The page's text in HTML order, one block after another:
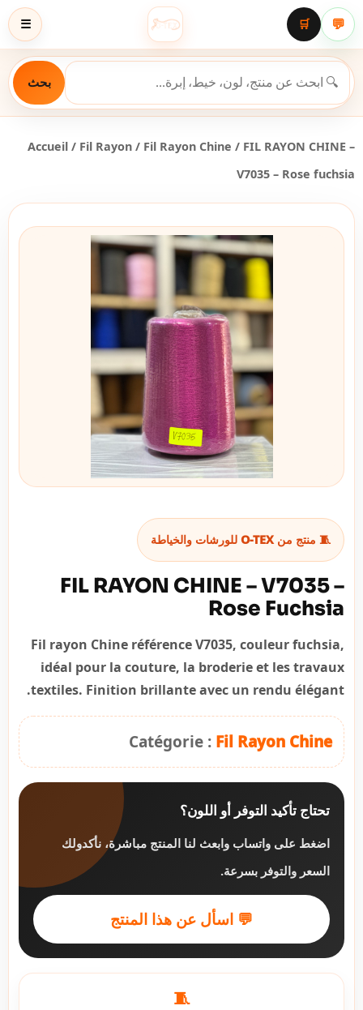
☰ 💬
🛒
بحث
Accueil / Fil Rayon / Fil Rayon Chine / FIL RAYON CHINE –
V7035 – Rose fuchsia
🧵 منتج من O-TEX للورشات والخياطة
FIL RAYON CHINE – V7035 –
Rose Fuchsia
Fil rayon Chine référence V7035, couleur fuchsia,
idéal pour la couture, la broderie et les travaux
textiles. Finition brillante avec un rendu élégant.
Catégorie : Fil Rayon Chine
تحتاج تأكيد التوفر أو اللون؟
اضغط على واتساب وابعث لنا المنتج مباشرة، نأكدولك
السعر والتوفر بسرعة.
💬 اسأل عن هذا المنتج
🧵